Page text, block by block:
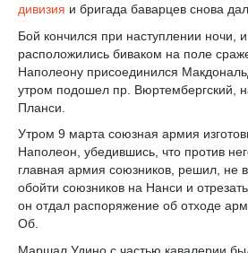
дивизия и бригада баварцев снова
Бой кончился при наступлении ночи,
расположились биваком на поле
Наполеону присоединился
утром подошел пр. Вюртембергский,
Планси.
Утром 9 марта союзная армия
Наполеон, убедившись, что против
главная армия союзников, решил, не
обойти союзников на Нанси и
он отдал распоряжение об отходе
Об.